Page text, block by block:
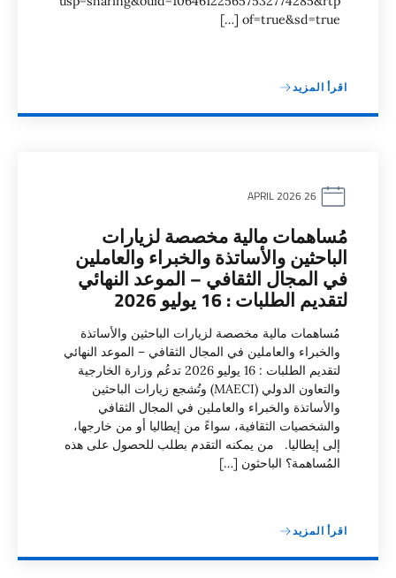
of=true&sd=true […]
اقرأ المزيد
مُساهمات مالية مخصصة لزيارات
الباحثين والأساتذة والخبراء والعاملين
في المجال الثقافي – الموعد النهائي
لتقديم الطلبات : 16 يوليو 2026
مُساهمات مالية مخصصة لزيارات الباحثين والأساتذة
والخبراء والعاملين في المجال الثقافي – الموعد النهائي
لتقديم الطلبات : 16 يوليو 2026 تدعُم وزارة الخارجية
والتعاون الدولي (MAECI) وتُشجع زيارات الباحثين
والأساتذة والخبراء والعاملين في المجال الثقافي
والشخصيات الثقافية، سواءً من إيطاليا أو من خارجها،
إلى إيطاليا. من يمكنه التقدم بطلب للحصول على هذه
المُساهمة؟ الباحثون […]
اقرأ المزيد